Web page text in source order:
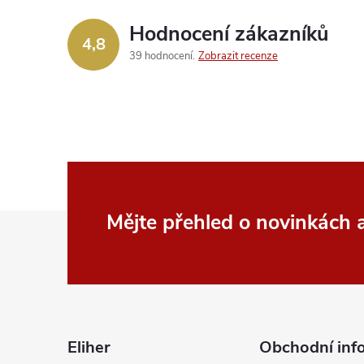
i
4,8 Hodnocení zákazníků
39 hodnocení Zobrazit recenze
Mějte přehled o novinkách
Eliher Obchodní